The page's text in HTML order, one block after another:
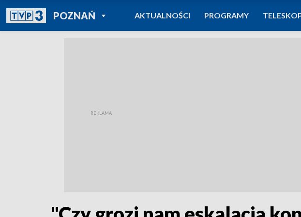
POZNAŃPOWRÓT DO
TVP REGIONY
AKTUALNOŚCI PROGRAMY